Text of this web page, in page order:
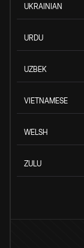
UKRAINIAN
URDU
UZBEK
VIETNAMESE
WELSH
ZULU